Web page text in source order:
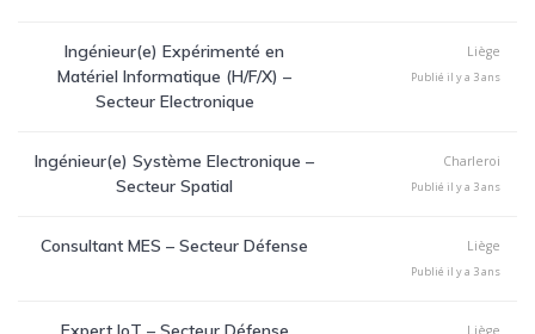
Ingénieur(e) Expérimenté en
Matériel Informatique (H/F/X) –
Secteur Electronique
Liège
Publié il y a 3 ans
Ingénieur(e) Système Electronique –
Secteur Spatial
Charleroi
Publié il y a 3 ans
Consultant MES – Secteur Défense Liège
Publié il y a 3 ans
Liège